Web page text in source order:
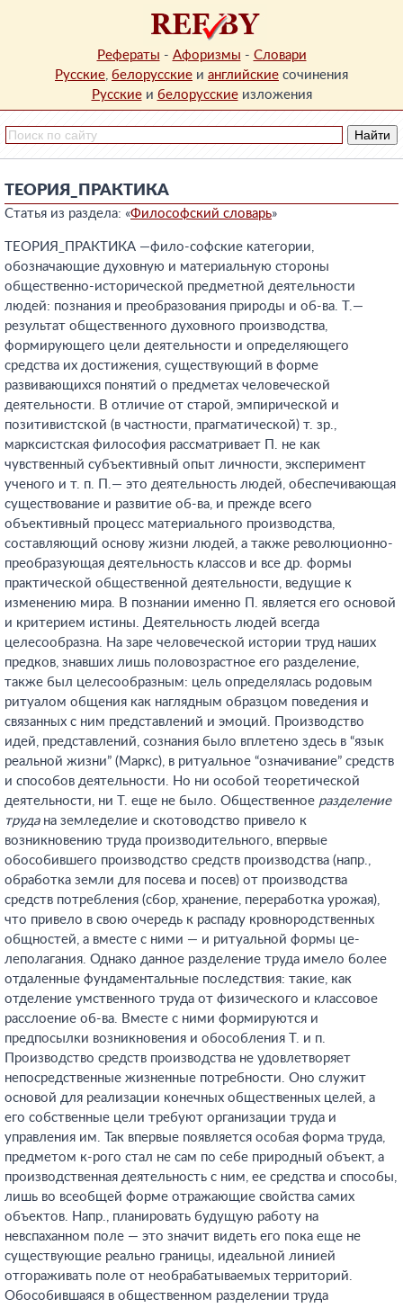
Рефераты - Афоризмы - Словари
Русские, белорусские и английские сочинения
Русскиеи белорусскиеизложения
ТЕОРИЯ_ПРАКТИКА
Статья из раздела: «Философский словарь»
ТЕОРИЯ_ПРАКТИКА —фило-софские категории,
обозначающие духовную и материальную стороны
общественно-исторической предметной деятельности
людей: познания и преобразования природы и об-ва. Т.—
результат общественного духовного производства,
формирующего цели деятельности и определяющего
средства их достижения, существующий в форме
развивающихся понятий о предметах человеческой
деятельности. В отличие от старой, эмпирической и
позитивистской (в частности, прагматической) т. зр.,
марксистская философия рассматривает П. не как
чувственный субъективный опыт личности, эксперимент
ученого и т. п. П.— это деятельность людей, обеспечивающая
существование и развитие об-ва, и прежде всего
объективный процесс материального производства,
составляющий основу жизни людей, а также революционно-
преобразующая деятельность классов и все др. формы
практической общественной деятельности, ведущие к
изменению мира. В познании именно П. является его основой
и критерием истины. Деятельность людей всегда
целесообразна. На заре человеческой истории труд наших
предков, знавших лишь половозрастное его разделение,
также был целесообразным: цель определялась родовым
ритуалом общения как наглядным образцом поведения и
связанных с ним представлений и эмоций. Производство
идей, представлений, сознания было вплетено здесь в “язык
реальной жизни” (Маркс), в ритуальное “означивание” средств
и способов деятельности. Но ни особой теоретической
деятельности, ни Т. еще не было. Общественное разделение
трудана земледелие и скотоводство привело к
возникновению труда производительного, впервые
обособившего производство средств производства (напр.,
обработка земли для посева и посев) от производства
средств потребления (сбор, хранение, переработка урожая),
что привело в свою очередь к распаду кровнородственных
общностей, а вместе с ними — и ритуальной формы це-
леполагания. Однако данное разделение труда имело более
отдаленные фундаментальные последствия: такие, как
отделение умственного труда от физического и классовое
расслоение об-ва. Вместе с ними формируются и
предпосылки возникновения и обособления Т. и п.
Производство средств производства не удовлетворяет
непосредственные жизненные потребности. Оно служит
основой для реализации конечных общественных целей, а
его собственные цели требуют организации труда и
управления им. Так впервые появляется особая форма труда,
предметом к-рого стал не сам по себе природный объект, а
производственная деятельность с ним, ее средства и способы,
лишь во всеобщей форме отражающие свойства самих
объектов. Напр., планировать будущую работу на
невспаханном поле — это значит видеть его пока еще не
существующие реально границы, идеальной линией
отгораживать поле от необрабатываемых территорий.
Обособившаяся в общественном разделении труда